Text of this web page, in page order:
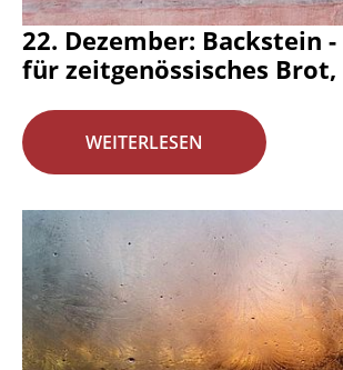
22. Dezember: Backstein
für zeitgenössisches Brot,
WEITERLESEN